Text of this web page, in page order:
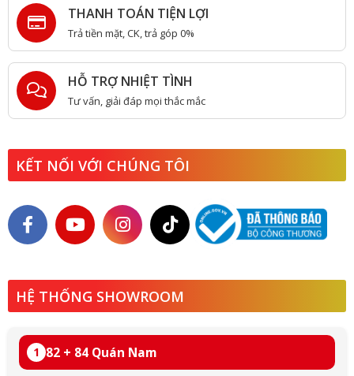
THANH TOÁN TIỆN LỢI
Trả tiền mặt, CK, trả góp 0%
HỖ TRỢ NHIỆT TÌNH
Tư vấn, giải đáp mọi thắc mắc
KẾT NỐI VỚI CHÚNG TÔI
HỆ THỐNG SHOWROOM
1 82 + 84 Quán Nam